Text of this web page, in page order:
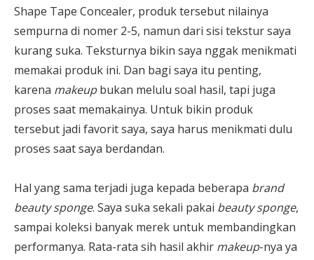
Shape Tape Concealer, produk tersebut nilainya
sempurna di nomer 2-5, namun dari sisi tekstur saya
kurang suka. Teksturnya bikin saya nggak menikmati
memakai produk ini. Dan bagi saya itu penting,
karena makeupbukan melulu soal hasil, tapi juga
proses saat memakainya. Untuk bikin produk
tersebut jadi favorit saya, saya harus menikmati dulu
proses saat saya berdandan.
Hal yang sama terjadi juga kepada beberapa brand
beauty sponge. Saya suka sekali pakai beauty sponge,
sampai koleksi banyak merek untuk membandingkan
performanya. Rata-rata sih hasil akhir makeup-nya ya